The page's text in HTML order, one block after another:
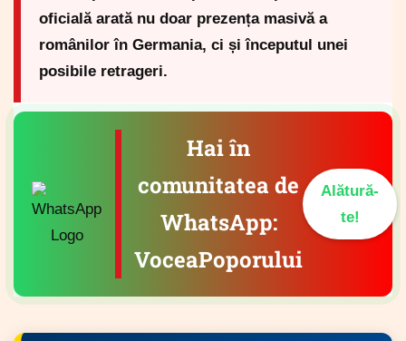
oficială arată nu doar prezența masivă a
românilor în Germania, ci și începutul unei
posibile retrageri.
Hai în
comunitatea de
WhatsApp:
VoceaPoporului
Alătură-
te!